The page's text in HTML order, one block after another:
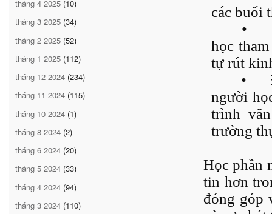
tháng 4 2025 (10)
tháng 3 2025 (34)
tháng 2 2025 (52)
tháng 1 2025 (112)
tháng 12 2024 (234)
tháng 11 2024 (115)
tháng 10 2024 (1)
tháng 8 2024 (2)
tháng 6 2024 (20)
tháng 5 2024 (33)
tháng 4 2024 (94)
tháng 3 2024 (110)
các buổi
•
học
tự rút
•
người
trình
trường
Học phần
tin hơn
đóng góp